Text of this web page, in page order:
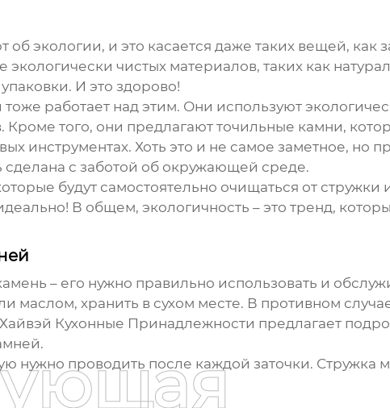
экологии, и это касается даже таких вещей, как
чистых материалов, таких как
И это здорово!
работает над этим. Они используют
того, они предлагают точильные камни,
инструментах. Хоть это и не самое заметное, но
сделана с заботой об окружающей среде.
будут самостоятельно очищаться от стружки
В общем, экологичность – это тренд,
– его нужно правильно использовать и
маслом, хранить в сухом месте. В противном
Кухонные Принадлежности предлагает
нужно проводить после каждой заточки. Стружка